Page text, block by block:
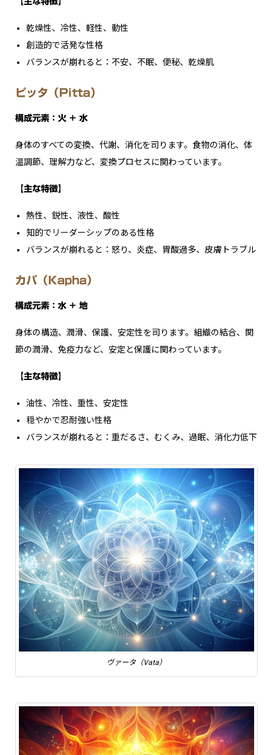
乾燥性、冷性、軽性、動性
創造的で活発な性格
バランスが崩れると：不安、不眠、便秘、乾燥肌
ピッタ（Pitta）
構成元素：火 + 水
身体のすべての変換、代謝、消化を司ります。食物の消化、体
温調節、理解力など、変換プロセスに関わっています。
【主な特徴】
熱性、鋭性、液性、酸性
知的でリーダーシップのある性格
バランスが崩れると：怒り、炎症、胃酸過多、皮膚トラブル
カパ（Kapha）
構成元素：水 + 地
身体の構造、潤滑、保護、安定性を司ります。組織の結合、関
節の潤滑、免疫力など、安定と保護に関わっています。
【主な特徴】
油性、冷性、重性、安定性
穏やかで忍耐強い性格
バランスが崩れると：重だるさ、むくみ、過眠、消化力低下
ヴァータ（Vata）